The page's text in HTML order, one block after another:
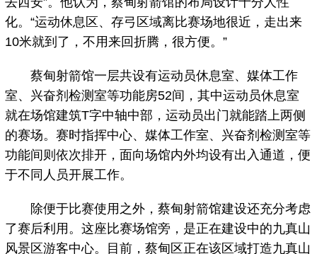
化。“运动休息区、存弓区域离比赛场地很近，走出来
10米就到了，不用来回折腾，很方便。”
蔡甸射箭馆一层共设有运动员休息室、媒体工作
室、兴奋剂检测室等功能房52间，其中运动员休息室
就在场馆建筑T字中轴中部，运动员出门就能踏上两侧
的赛场。赛时指挥中心、媒体工作室、兴奋剂检测室等
功能间则依次排开，面向场馆内外均设有出入通道，便
于不同人员开展工作。
除便于比赛使用之外，蔡甸射箭馆建设还充分考虑
了赛后利用。这座比赛场馆旁，是正在建设中的九真山
风景区游客中心。目前，蔡甸区正在该区域打造九真山